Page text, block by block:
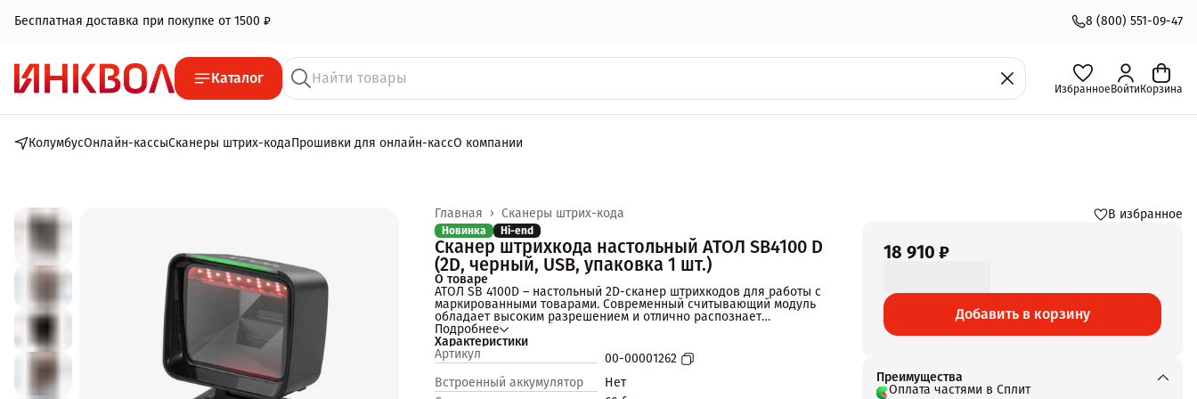
Бесплатная доставка при покупке от 1500 ₽ 8 (800) 551-09-47
Каталог
Избранное Войти Корзина
КолумбусОнлайн-кассыСканеры штрих-кодаПрошивки для онлайн-кассО компании
Сканеры штрих-кода
Главная ›
Новинка Hi-end
Сканер штрихкода настольный АТОЛ SB4100 D
(2D, черный, USB, упаковка 1 шт.)
О товаре
АТОЛ SB 4100D – настольный 2D-сканер штрихкодов для работы с
маркированными товарами. Современный считывающий модуль
обладает высоким разрешением и отлично распознает
штрихкоды с низкой контрастностью. Обеспечивает стабильную
скорость и точность сканирования. Отлично справляется со
всеми типами штрихкодов, которые используются для
обязательной маркировки.
Сканер протестирован и рекомендован ЦРПТ для работы с
системой «Честный ЗНАК» и товарами, подлежащими
Подробнее
Характеристики
Артикул
00-00001262
Встроенный аккумулятор
Нет
В избранное
18 910 ₽
Добавить в корзину
Преимущества
Оплата частями в Сплит